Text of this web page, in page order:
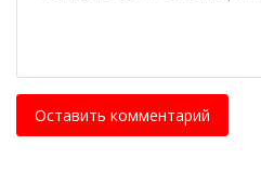
Оставить комментарий